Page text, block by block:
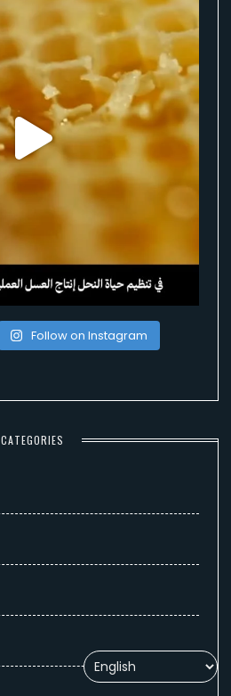
Follow on Instagram
CATEGORIES